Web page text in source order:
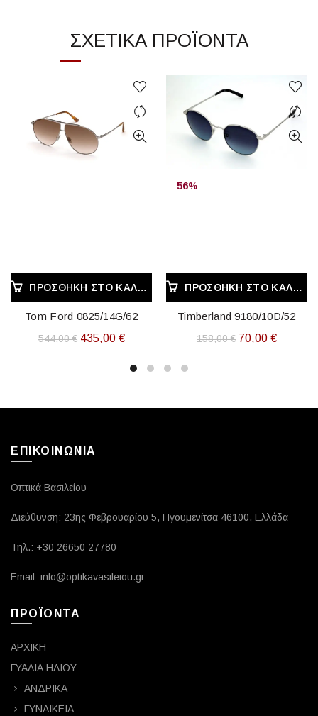
ΣΧΕΤΙΚΆ ΠΡΟΪΌΝΤΑ
ΠΡΟΣΘΉΚΗ ΣΤΟ ΚΑΛΆΘΙ
Tom Ford 0825/14G/62
544,00€ Original
435,00 €Η
τιμή
435,00 €.
56%
ΠΡΟΣΘΉΚΗ ΣΤΟ ΚΑΛΆΘΙ
Timberland 9180/10D/52
158,00€ Original
70,00 €Η
70,00 €.
ΕΠΙΚΟΙΝΩΝΙΑ
Οπτικά Βασιλείου
Διεύθυνση: 23ης Φεβρουαρίου 5, Ηγουμενίτσα 46100, Ελλάδα
Τηλ.: +30 26650 27780
Email: info@optikavasileiou.gr
ΠΡΟΪΟΝΤΑ
ΑΡΧΙΚΗ
ΓΥΑΛΙΑ ΗΛΙΟΥ
ΑΝΔΡΙΚΑ
ΓΥΝΑΙΚΕΙΑ